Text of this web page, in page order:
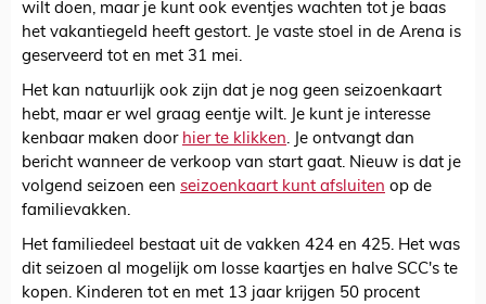
wilt doen, maar je kunt ook eventjes wachten tot je baas
het vakantiegeld heeft gestort. Je vaste stoel in de Arena is
geserveerd tot en met 31 mei.
Het kan natuurlijk ook zijn dat je nog geen seizoenkaart
hebt, maar er wel graag eentje wilt. Je kunt je interesse
kenbaar maken door hier te klikken. Je ontvangt dan
bericht wanneer de verkoop van start gaat. Nieuw is dat je
volgend seizoen een seizoenkaart kunt afsluiten op de
familievakken.
Het familiedeel bestaat uit de vakken 424 en 425. Het was
dit seizoen al mogelijk om losse kaartjes en halve SCC's te
kopen. Kinderen tot en met 13 jaar krijgen 50 procent